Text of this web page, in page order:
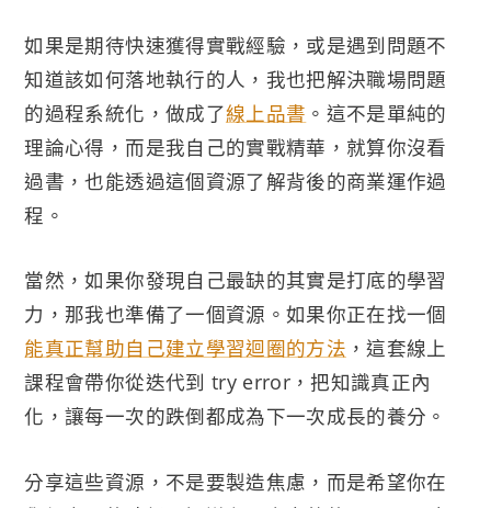
如果是期待快速獲得實戰經驗，或是遇到問題不
知道該如何落地執行的人，我也把解決職場問題
的過程系統化，做成了線上品書 。這不是單純的
理論心得，而是我自己的實戰精華，就算你沒看
過書，也能透過這個資源了解背後的商業運作過
程。
當然，如果你發現自己最缺的其實是打底的學習
力，那我也準備了一個資源。如果你正在找一個
能真正幫助自己建立學習迴圈的方法 ，這套線上
課程會帶你從迭代到 try error，把知識真正內
化，讓每一次的跌倒都成為下一次成長的養分。
分享這些資源，不是要製造焦慮，而是希望你在